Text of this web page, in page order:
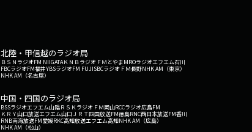
北陸・甲信越のラジオ局
ＢＳＮラジオFM NIIGATAＫＮＢラジオ ＦＭとやまMROラジオエフエム石川
FBCラジオFM福井YBSラジオFM FUJISBCラジオ ＦＭ長野NHK AM（東京）
NHK AM（名古屋）
中国・四国のラジオ局
BSSラジオエフエム山陰ＲＳＫラジオ ＦＭ岡山RCCラジオ広島FM
ＫＲＹ山口放送エフエム山口 ＪＲＴ四国放送FM徳島RNC西日本放送FM香川
RNB南海放送FM愛媛RKC高知放送エフエム高知NHK AM（広島）
NHK AM（松山）